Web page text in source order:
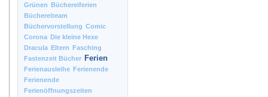
Grünen Büchereiferien
Büchereiteam
Büchervorstellung Comic
Corona Die kleine Hexe
Dracula Eltern Fasching
Fastenzeit Bücher Ferien
Ferienausleihe Ferienende
Ferienende
Ferienöffnungszeiten